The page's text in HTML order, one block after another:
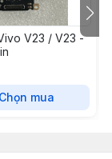
V23 / V23 -
Chọn mua